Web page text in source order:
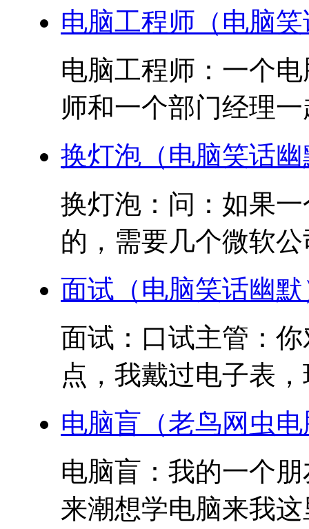
电脑工程师（电脑
电脑工程师：一个
师和一个部门经理
换灯泡（电脑笑话
换灯泡：问：如果
的，需要几个微软
面试（电脑笑话幽默
面试：口试主管：
点，我戴过电子表
电脑盲（老鸟网虫
电脑盲：我的一个
来潮想学电脑来我